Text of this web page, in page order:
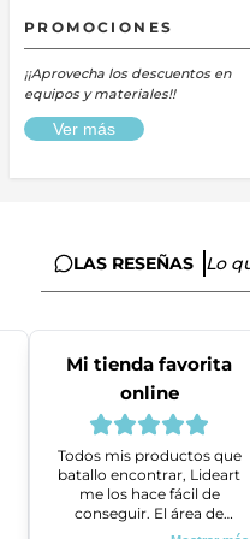
PROMOCIONES
¡¡Aprovecha los descuentos en
equipos y materiales!!
Ver más
LAS RESEÑAS Lo
Mi tienda favorita
online
Todos mis productos que
batallo encontrar, Lideart
me los hace fácil de
conseguir. El área de
ventas es super amable y